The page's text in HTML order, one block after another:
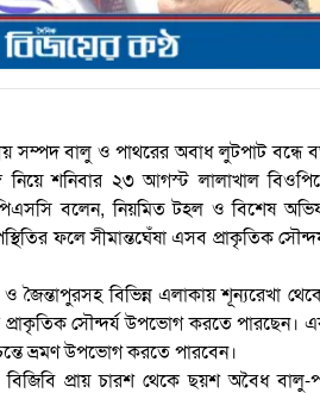
সম্পদ বালু ও পাথরের অবাধ লুটপাট বন্ধে
নিয়ে শনিবার ২৩ আগস্ট লালাখাল
বলেন, নিয়মিত টহল ও বিশেষ
ফলে সীমান্তঘেঁষা এসব প্রাকৃতিক
ও জৈন্তাপুরসহ বিভিন্ন এলাকায় শূন্যরেখা
প্রাকৃতিক সৌন্দর্য উপভোগ করতে পারছেন।
ভ্রমণ উপভোগ করতে পারবেন।
বিজিবি প্রায় চারশ থেকে ছয়শ অবৈধ